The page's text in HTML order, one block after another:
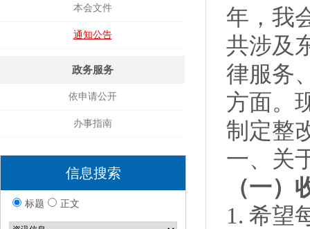
本会文件
通知公告
政务服务
依申请公开
办事指南
信息搜索
标题 正文
年，我
共涉及
律服务
方面。
制定整
一、关
（一）
1. 希望